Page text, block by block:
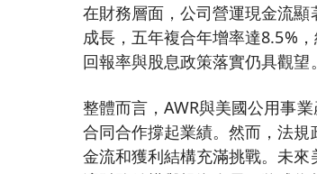
在財務層面，公司營運現金流
成長，五年複合年增率達8.5%
回報率與股息政策落實仍具觀望。
整體而言，AWR與美國公用事
合同合作撐起業績。然而，法
金流和獲利結構充滿挑戰。未